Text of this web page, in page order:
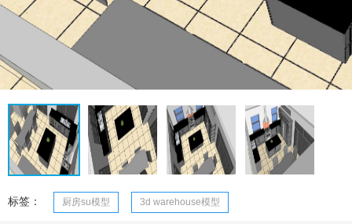
标签： 厨房su模型 3d warehouse模型